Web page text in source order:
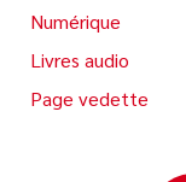
Numérique
Livres audio
Page vedette